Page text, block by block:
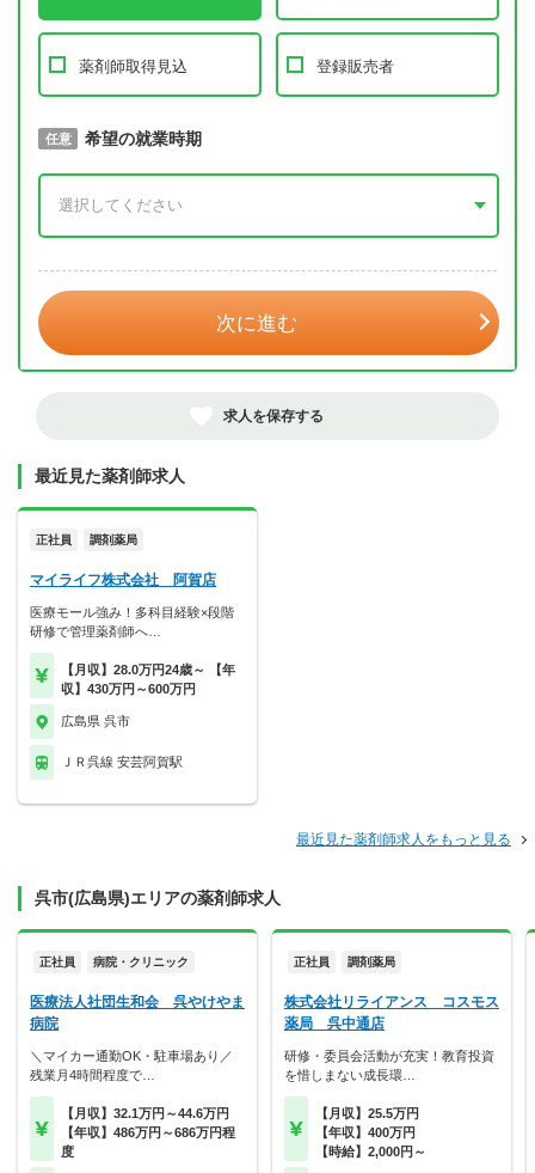
薬剤師取得見込 登録販売者
必須 取得予定年
任意 希望の就業時期
次に進む
求人を保存する
最近見た薬剤師求人
正社員 調剤薬局
マイライフ株式会社 阿賀店
医療モール強み！多科目経験×段階
研修で管理薬剤師へ…
【月収】28.0万円24歳～ 【年
収】430万円～600万円
広島県 呉市
ＪＲ呉線 安芸阿賀駅
最近見た薬剤師求人をもっと見る
呉市(広島県)エリアの薬剤師求人
正社員 病院・クリニック
医療法人社団生和会 呉やけやま
病院
＼マイカー通勤OK・駐車場あり／
残業月4時間程度で…
【月収】32.1万円～44.6万円
【年収】486万円～686万円程
度
正社員 調剤薬局
株式会社リライアンス コスモス
薬局 呉中通店
研修・委員会活動が充実！教育投資
を惜しまない成長環…
【月収】25.5万円
【年収】400万円
【時給】2,000円～